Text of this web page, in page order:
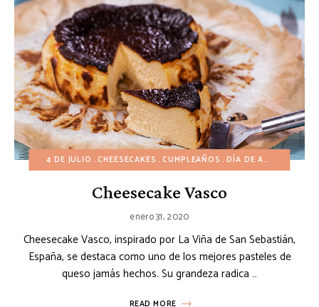
4 DE JULIO CHEESECAKES CUMPLEAÑOS DÍA DE ACCIÓN DE GRACIAS
Cheesecake Vasco
enero 31, 2020
Cheesecake Vasco, inspirado por La Viña de San Sebastián,
España, se destaca como uno de los mejores pasteles de
queso jamás hechos. Su grandeza radica …
READ MORE